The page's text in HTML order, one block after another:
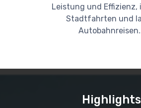
Leistung und Effizienz,
Stadtfahrten und
Highlights